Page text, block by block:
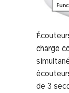
charge
de 3